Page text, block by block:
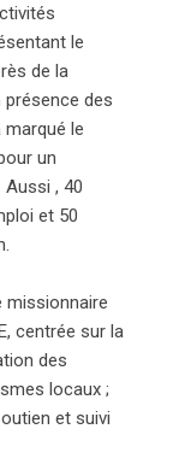
le
de la
présence des
le
un
Aussi , 40
et 50
missionnaire
centrée sur la
des
locaux ;
et suivi